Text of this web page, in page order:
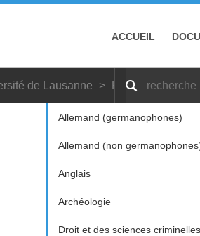
ACCUEIL
de Lausanne Psychologie
Allemand (germanophones)
Allemand (non
Anglais
Archéologie
Droit et des sciences criminelles